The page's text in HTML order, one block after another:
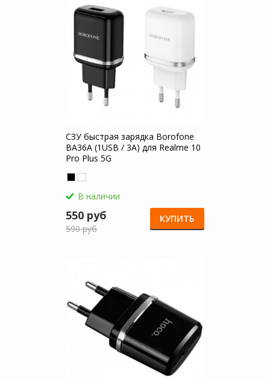
СЗУ быстрая зарядка Borofone
BA36A (1USB / 3A) для Realme 10
Pro Plus 5G
В наличии
550 руб
590 руб
КУПИТЬ